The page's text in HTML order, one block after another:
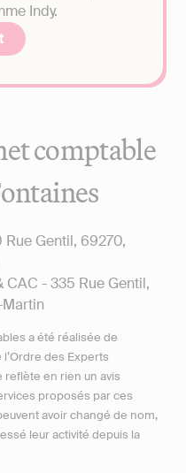
Indy.
comptable
Rue Gentil, 69270,
CAC - 335 Rue Gentil,
a été réalisée de
des Experts
reflète en rien un avis
proposés par ces
avoir changé de nom,
leur activité depuis la